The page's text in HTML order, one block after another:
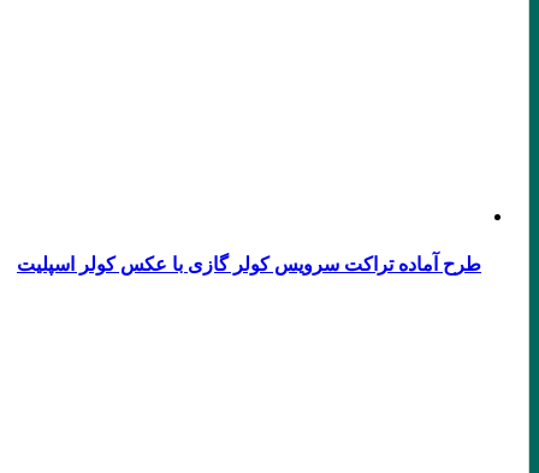
طرح آماده تراکت سرویس کولر گازی با عکس کولر اسپلیت